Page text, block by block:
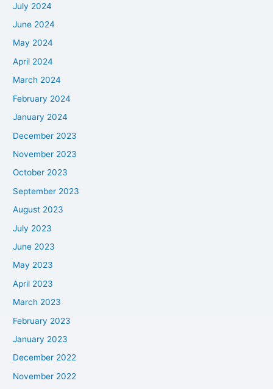
July 2024
June 2024
May 2024
April 2024
March 2024
February 2024
January 2024
December 2023
November 2023
October 2023
September 2023
August 2023
July 2023
June 2023
May 2023
April 2023
March 2023
February 2023
January 2023
December 2022
November 2022